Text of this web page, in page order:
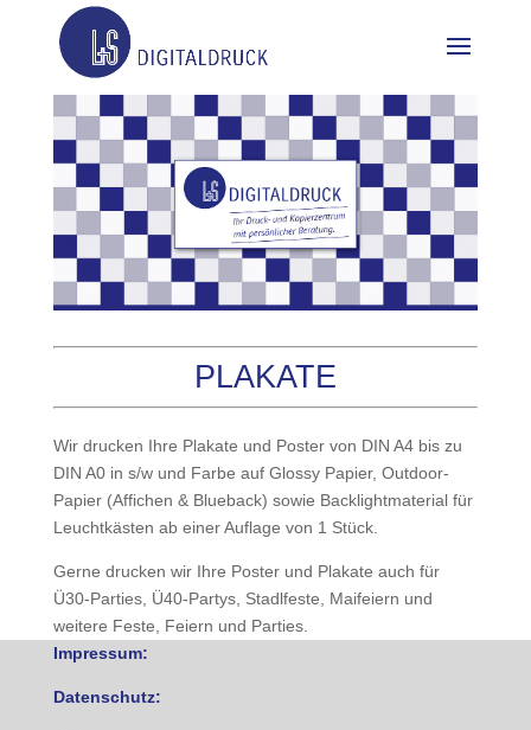
PLAKATE
Wir drucken Ihre Plakate und Poster von DIN A4 bis zu
DIN A0 in s/w und Farbe auf Glossy Papier, Outdoor-
Papier (Affichen & Blueback) sowie Backlightmaterial für
Leuchtkästen ab einer Auflage von 1 Stück.
Gerne drucken wir Ihre Poster und Plakate auch für
Ü30-Parties, Ü40-Partys, Stadlfeste, Maifeiern und
weitere Feste, Feiern und Parties.
Impressum:
Datenschutz: